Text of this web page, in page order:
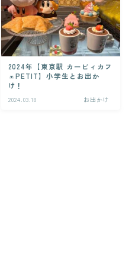
2024年【東京駅 カービィカフ
ェPETIT】小学生とお出か
け！
2024.03.18 お出かけ